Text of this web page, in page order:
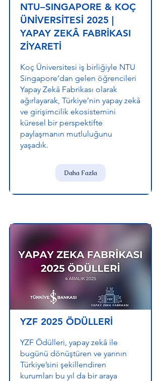
NTU–SINGAPORE & KOÇ
ÜNİVERSİTESİ 2025 |
YAPAY ZEKÂ FABRİKASI
ZİYARETİ
Koç Üniversitesi iş birliğiyle NTU
Singapore’dan gelen öğrencileri
Yapay Zekâ Fabrikası olarak
ağırlayarak, Türkiye’nin yapay zekâ
ve girişimcilik ekosistemini
küresel bir perspektifte
paylaşmanın mutluluğunu
yaşadık.
Daha Fazla
YZF 2025 ÖDÜLLERİ
YZF Ödülleri, yapay zekâ ile
bugünü dönüştüren ve yarının
Türkiye’sini şekillendiren
kurumları bu yıl da bir araya